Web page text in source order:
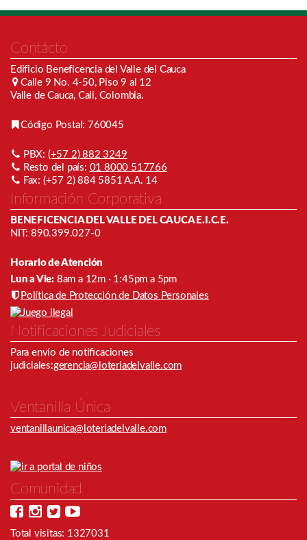
Contácto
Edificio Beneficencia del Valle del Cauca
Calle 9 No. 4-50, Piso 9 al 12
Valle de Cauca, Cali, Colombia.
Código Postal: 760045
PBX: (+57 2) 882 3249
Resto del país: 01 8000 517766
Fax: (+57 2) 884 5851 A.A. 14
Información Corporativa
BENEFICENCIA DEL VALLE DEL CAUCA E.I.C.E.
NIT: 890.399.027-0
Horario de Atención
Lun a Vie: 8am a 12m · 1:45pm a 5pm
Política de Protección de Datos Personales
Notificaciones Judiciales
Para envío de notiﬁcaciones
judiciales:gerencia@loteriadelvalle.com
Ventanilla Única
ventanillaunica@loteriadelvalle.com
Comunidad
Total visitas: 1327031